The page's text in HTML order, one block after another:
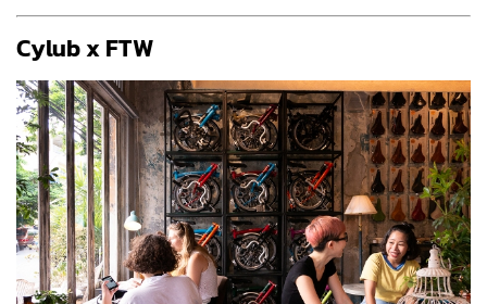
Cylub x FTW